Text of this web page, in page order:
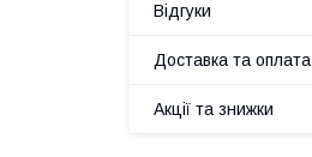
Відгуки
Доставка та оплата
Акції та знижки